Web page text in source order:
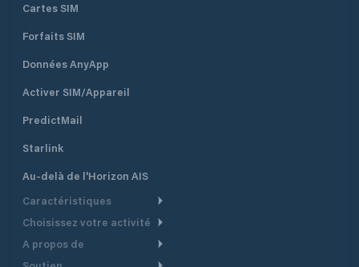
Cartes SIM
Forfaits SIM
Données AnyApp
Activer SIM/Appareil
PredictMail
Starlink
Au-delà de l'Horizon AIS
Caractéristiques
Routage Météo
Routage bateau à moteur
Choisissez votre activité
Croisière
A propos de